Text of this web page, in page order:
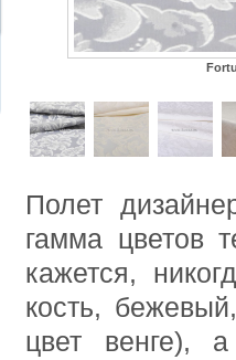
Полет
гамма цветов
кажется,
кость,
цвет венге),